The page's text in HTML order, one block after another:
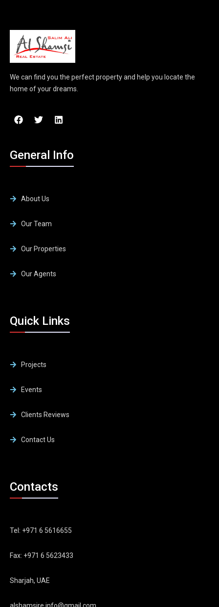
We can find you the perfect property and help you locate the
home of your dreams.
General Info
About Us
Our Team
Our Properties
Our Agents
Quick Links
Projects
Events
Clients Reviews
Contact Us
Contacts
Tel: +971 6 5616655
Fax: +971 6 5623433
Sharjah, UAE
alshamsire.info@gmail.com